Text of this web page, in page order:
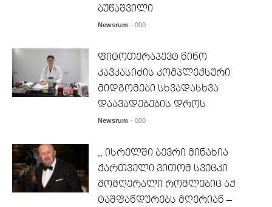
ბუწაშვილი
Newsrum - 000
ფიტოთერაპევტ ნინო
კავკასიძის კომპლექსური
მიდგომები სხვადასხვა
დაავადებების დროს
Newsrum - 000
,, ისრელში ბევრი მინახია
ქართველი ვითომ სვეცკი
მომღერალი რომლებიც აქ
ტაშფანდურებს მღერიან –